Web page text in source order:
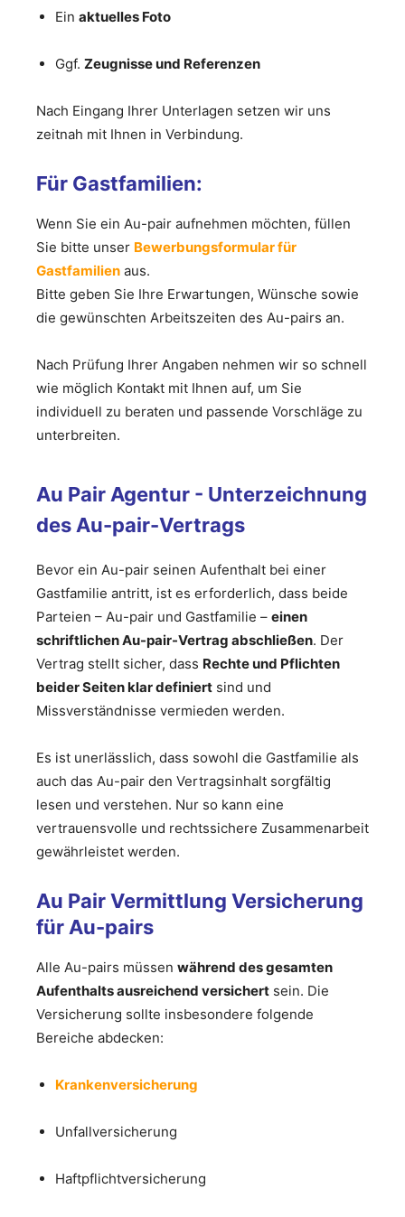
Ein aktuelles Foto
Ggf. Zeugnisse und Referenzen
Nach Eingang Ihrer Unterlagen setzen wir uns
zeitnah mit Ihnen in Verbindung.
Für Gastfamilien:
Wenn Sie ein Au-pair aufnehmen möchten, füllen
Sie bitte unser Bewerbungsformular für
Gastfamilien aus.
Bitte geben Sie Ihre Erwartungen, Wünsche sowie
die gewünschten Arbeitszeiten des Au-pairs an.
Nach Prüfung Ihrer Angaben nehmen wir so schnell
wie möglich Kontakt mit Ihnen auf, um Sie
individuell zu beraten und passende Vorschläge zu
unterbreiten.
Au Pair Agentur - Unterzeichnung
des Au-pair-Vertrags
Bevor ein Au-pair seinen Aufenthalt bei einer
Gastfamilie antritt, ist es erforderlich, dass beide
Parteien – Au-pair und Gastfamilie – einen
schriftlichen Au-pair-Vertrag abschließen. Der
Vertrag stellt sicher, dass Rechte und Pflichten
beider Seiten klar definiert sind und
Missverständnisse vermieden werden.
Es ist unerlässlich, dass sowohl die Gastfamilie als
auch das Au-pair den Vertragsinhalt sorgfältig
lesen und verstehen. Nur so kann eine
vertrauensvolle und rechtssichere Zusammenarbeit
gewährleistet werden.
Au Pair Vermittlung Versicherung
für Au-pairs
Alle Au-pairs müssen während des gesamten
Aufenthalts ausreichend versichert sein. Die
Versicherung sollte insbesondere folgende
Bereiche abdecken:
Krankenversicherung
Unfallversicherung
Haftpflichtversicherung